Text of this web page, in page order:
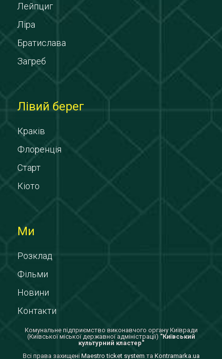
Лейпциг
Ліра
Братислава
Загреб
Лівий берег
Краків
Флоренція
Старт
Кіото
Ми
Розклад
Фільми
Новини
Контакти
Комунальне підприємство виконавчого органу Київради
(Київської міської державної адміністрації) "Київський
культурний кластер"
Всi права захищенi Maestro ticket system та Kontramarka.ua